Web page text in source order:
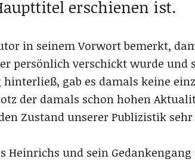
erschienen ist.
in seinem Vorwort bemerkt,
persönlich verschickt wurde und
gab es damals keine
der damals schon hohen
Zustand unserer Publizistik
Heinrichs und sein